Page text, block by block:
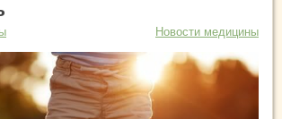
Новости медицины